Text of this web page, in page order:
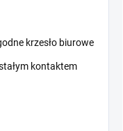
krzesło biurowe
kontaktem